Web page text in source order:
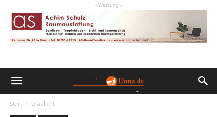
- Werbung -
Start Blaulicht